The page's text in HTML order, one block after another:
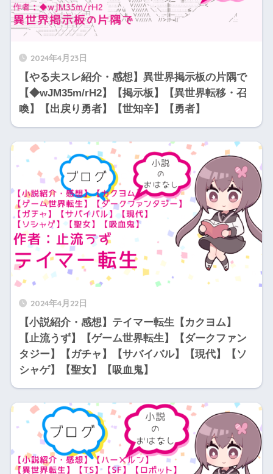
2024年4月23日
【やる夫スレ紹介・感想】異世界掲示板の片隅で
【◆wJM35m/rH2】【掲示板】【異世界転移・召
喚】【出戻り勇者】【世知辛】【勇者】
2024年4月22日
【小説紹介・感想】テイマー転生【カクヨム】
【止流うず】【ゲーム世界転生】【ダークファン
タジー】【ガチャ】【サバイバル】【現代】【ソ
シャゲ】【聖女】【吸血鬼】